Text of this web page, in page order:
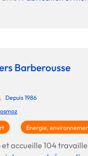
Barberousse
Depuis 1986
Energie,
et accueille 104